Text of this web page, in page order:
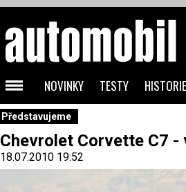
Představujeme
Chevrolet Corvette C7
18.07.2010 19:52
NOVINKY TESTY HISTORIE